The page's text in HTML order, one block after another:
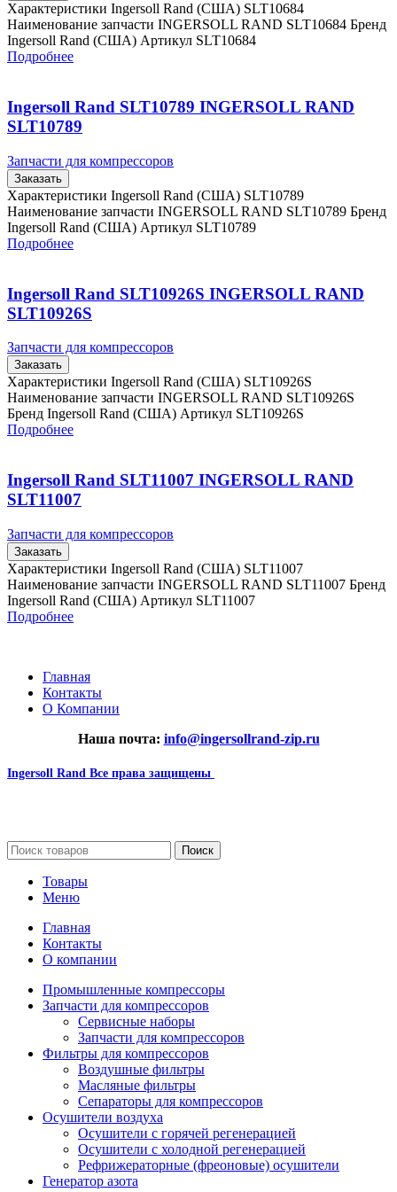
Характеристики Ingersoll Rand (США) SLT10684
Наименование запчасти INGERSOLL RAND SLT10684 Бренд
Ingersoll Rand (США) Артикул SLT10684
Подробнее
Ingersoll Rand SLT10789 INGERSOLL RAND
SLT10789
Запчасти для компрессоров
Заказать
Характеристики Ingersoll Rand (США) SLT10789
Наименование запчасти INGERSOLL RAND SLT10789 Бренд
Ingersoll Rand (США) Артикул SLT10789
Подробнее
Ingersoll Rand SLT10926S INGERSOLL RAND
SLT10926S
Запчасти для компрессоров
Заказать
Характеристики Ingersoll Rand (США) SLT10926S
Наименование запчасти INGERSOLL RAND SLT10926S
Бренд Ingersoll Rand (США) Артикул SLT10926S
Подробнее
Ingersoll Rand SLT11007 INGERSOLL RAND
SLT11007
Запчасти для компрессоров
Заказать
Характеристики Ingersoll Rand (США) SLT11007
Наименование запчасти INGERSOLL RAND SLT11007 Бренд
Ingersoll Rand (США) Артикул SLT11007
Подробнее
Главная
Контакты
О Компании
Наша почта: info@ingersollrand-zip.ru
Ingersoll Rand Все права защищены
Поиск
Товары
Меню
Главная
Контакты
О компании
Промышленные компрессоры
Запчасти для компрессоров
Сервисные наборы
Запчасти для компрессоров
Фильтры для компрессоров
Воздушные фильтры
Масляные фильтры
Сепараторы для компрессоров
Осушители воздуха
Осушители с горячей регенерацией
Осушители с холодной регенерацией
Рефрижераторные (фреоновые) осушители
Генератор азота